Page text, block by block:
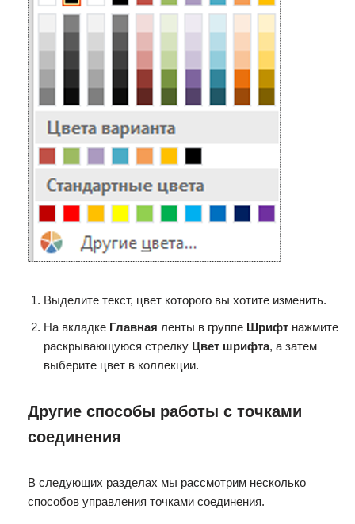
Выделите текст, цвет которого вы хотите изменить.
На вкладке Главная ленты в группе Шрифт нажмите
раскрывающуюся стрелку Цвет шрифта, а затем
выберите цвет в коллекции.
Другие способы работы с точками
соединения
В следующих разделах мы рассмотрим несколько
способов управления точками соединения.